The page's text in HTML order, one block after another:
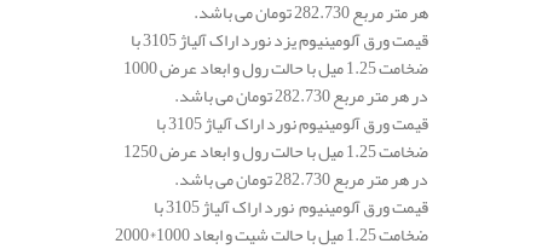
هر متر مربع 282.730 تومان می باشد.
قیمت ورق آلومینیوم یزد نورد اراک آلیاژ 3105 با
ضخامت 1.25 میل با حالت رول و ابعاد عرض 1000
در هر متر مربع 282.730 تومان می باشد.
قیمت ورق آلومینیوم نورد اراک آلیاژ 3105 با
ضخامت 1.25 میل با حالت رول و ابعاد عرض 1250
در هر متر مربع 282.730 تومان می باشد.
قیمت ورق آلومینیوم نورد اراک آلیاژ 3105 با
ضخامت 1.25 میل با حالت شیت و ابعاد 1000*2000